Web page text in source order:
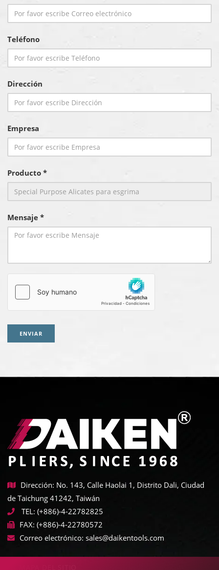
Teléfono
Dirección
Empresa
Producto *
Mensaje *
ENVIAR
Dirección: No. 143, Calle Haolai 1, Distrito Dali, Ciudad
de Taichung 41242, Taiwán
TEL: (+886)-4-22782825
FAX: (+886)-4-22780572
Correo electrónico: sales@daikentools.com